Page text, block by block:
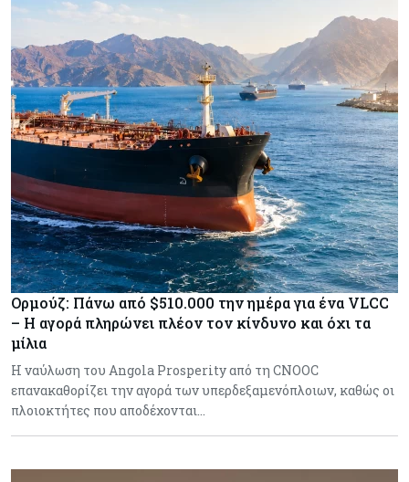
Ορμούζ: Πάνω από $510.000 την ημέρα για ένα VLCC
– Η αγορά πληρώνει πλέον τον κίνδυνο και όχι τα
μίλια
Η ναύλωση του Angola Prosperity από τη CNOOC
επανακαθορίζει την αγορά των υπερδεξαμενόπλοιων, καθώς οι
πλοιοκτήτες που αποδέχονται…